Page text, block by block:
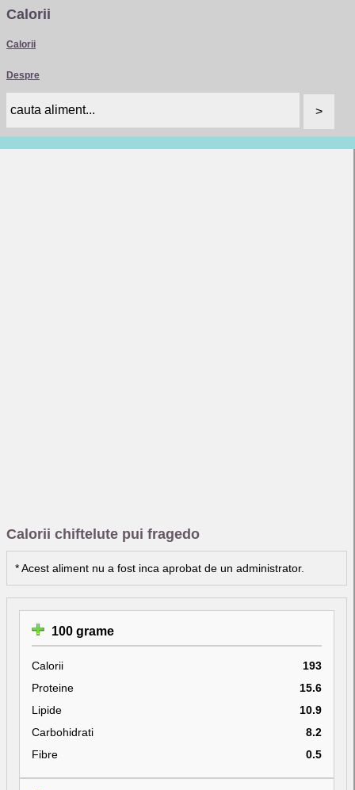
Calorii
Calorii
Despre
Calorii chiftelute pui fragedo
* Acest aliment nu a fost inca aprobat de un administrator.
100 grame
Calorii
193
Proteine
15.6
Lipide
10.9
Carbohidrati
8.2
Fibre
0.5